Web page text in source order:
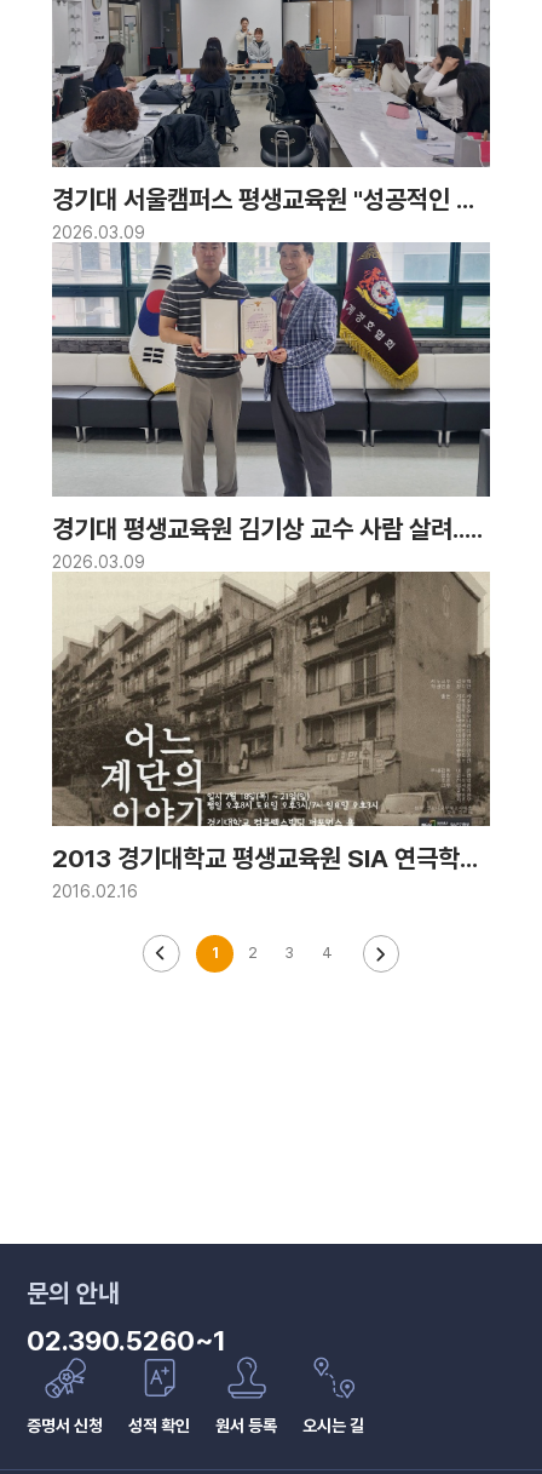
경기대 서울캠퍼스 평생교육원 "성공적인 취
업을 위한 헤어 & 메이크업 특강" 성황리 개
최
2026.03.09
경기대 평생교육원 김기상 교수 사람 살려..
경찰청 표창 수여
2026.03.09
2013 경기대학교 평생교육원 SIA 연극학전
공 공연, 어느 계단 이야기
2016.02.16
1 2 3 4
문의 안내
02.390.5260~1
증명서 신청 성적 확인 원서 등록 오시는 길